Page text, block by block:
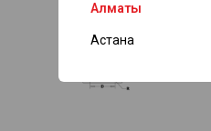
Алматы
Астана